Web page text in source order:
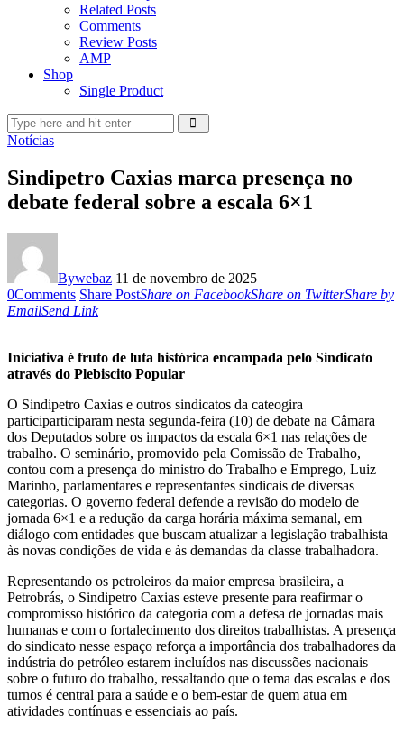
Related Posts
Comments
Review Posts
AMP
Shop
Single Product
Notícias
Sindipetro Caxias marca presença no
debate federal sobre a escala 6×1
Bywebaz 11 de novembro de 2025
0Comments Share PostShare on FacebookShare on TwitterShare by
EmailSend Link
Iniciativa é fruto de luta histórica encampada pelo Sindicato
através do Plebiscito Popular
O Sindipetro Caxias e outros sindicatos da cateogira
participarticiparam nesta segunda-feira (10) de debate na Câmara
dos Deputados sobre os impactos da escala 6×1 nas relações de
trabalho. O seminário, promovido pela Comissão de Trabalho,
contou com a presença do ministro do Trabalho e Emprego, Luiz
Marinho, parlamentares e representantes sindicais de diversas
categorias. O governo federal defende a revisão do modelo de
jornada 6×1 e a redução da carga horária máxima semanal, em
diálogo com entidades que buscam atualizar a legislação trabalhista
às novas condições de vida e às demandas da classe trabalhadora.
Representando os petroleiros da maior empresa brasileira, a
Petrobrás, o Sindipetro Caxias esteve presente para reafirmar o
compromisso histórico da categoria com a defesa de jornadas mais
humanas e com o fortalecimento dos direitos trabalhistas. A presença
do sindicato nesse espaço reforça a importância dos trabalhadores da
indústria do petróleo estarem incluídos nas discussões nacionais
sobre o futuro do trabalho, ressaltando que o tema das escalas e dos
turnos é central para a saúde e o bem-estar de quem atua em
atividades contínuas e essenciais ao país.